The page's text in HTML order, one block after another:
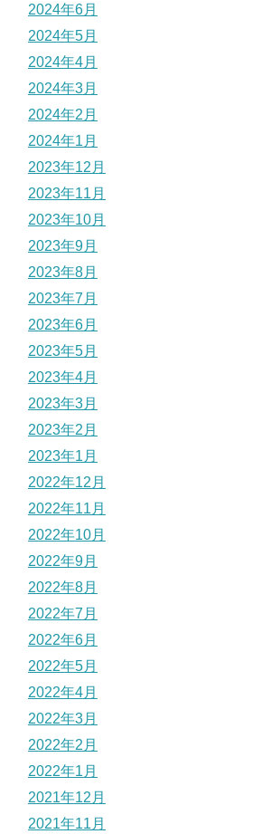
2024年6月
2024年5月
2024年4月
2024年3月
2024年2月
2024年1月
2023年12月
2023年11月
2023年10月
2023年9月
2023年8月
2023年7月
2023年6月
2023年5月
2023年4月
2023年3月
2023年2月
2023年1月
2022年12月
2022年11月
2022年10月
2022年9月
2022年8月
2022年7月
2022年6月
2022年5月
2022年4月
2022年3月
2022年2月
2022年1月
2021年12月
2021年11月